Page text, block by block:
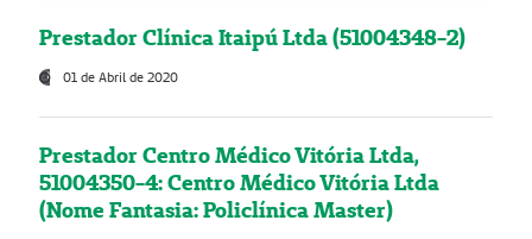
Prestador Clínica Itaipú Ltda (51004348-2)
01 de Abril de 2020
Prestador Centro Médico Vitória Ltda,
51004350-4: Centro Médico Vitória Ltda
(Nome Fantasia: Policlínica Master)